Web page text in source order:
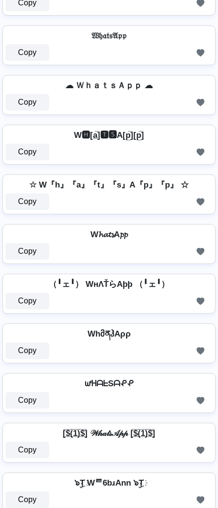
Copy
𝔚𝔥𝔞𝔱𝔰𝔄𝔭𝔭
Copy
☁ ＷｈａｔｓＡｐｐ ☁
Copy
W🅷[a̲̅]🆃🆂A[p̲̅][p̲̅]
Copy
☆ W『h』『a』『t』『s』A『p』『p』 ☆
Copy
W𝓱𝓪𝓽𝓼A𝓹𝓹
Copy
（╹ェ╹） WнΛŤらAþþ （╹ェ╹）
Copy
WhმནჰAρρ
Copy
ᘺᕼᗩᖶSᗩᕵᕵ
Copy
[̲̅$̲̅(̲̅1̲̅)̲̅$̲̅] 𝒲𝒽𝒶𝓉𝓈𝒜𝓅𝓅 [̲̅$̲̅(̲̅1̲̅)̲̅$̲̅]
Copy
๖ۣT҉ Wᄅ6bɹAnn ๖ۣT҉
Copy